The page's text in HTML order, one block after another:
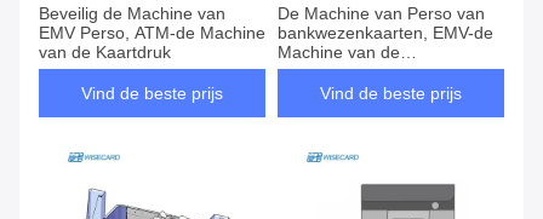
Beveilig de Machine van
EMV Perso, ATM-de Machine
van de Kaartdruk
Vind de beste prijs
De Machine van Perso van
bankwezenkaarten, EMV-de
Machine van de
Kaartverpersoonlijking
Vind de beste prijs